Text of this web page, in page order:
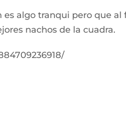
algo tranqui pero que
nachos de la cuadra.